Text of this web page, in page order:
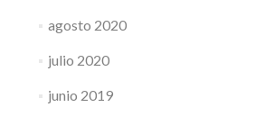
agosto 2020
julio 2020
junio 2019